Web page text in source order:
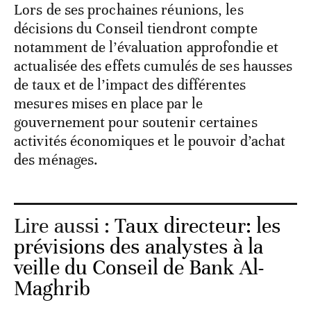
Lors de ses prochaines réunions, les
décisions du Conseil tiendront compte
notamment de l’évaluation approfondie et
actualisée des effets cumulés de ses hausses
de taux et de l’impact des différentes
mesures mises en place par le
gouvernement pour soutenir certaines
activités économiques et le pouvoir d’achat
des ménages.
Lire aussi :Taux directeur: les
prévisions des analystes à la
veille du Conseil de Bank Al-
Maghrib